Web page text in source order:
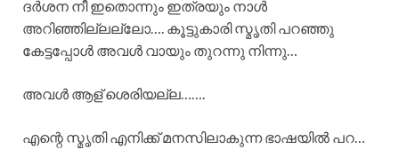
ദർശന നീ ഇതൊന്നും ഇത്രയും നാൾ
അറിഞ്ഞില്ലല്ലോ…. കൂട്ടുകാരി സ്മൃതി പറഞ്ഞു
കേട്ടപ്പോൾ അവൾ വായും തുറന്നു നിന്നു…
അവൾ ആള് ശെരിയല്ല…….
എന്റെ സ്മൃതി എനിക്ക് മനസിലാകുന്ന ഭാഷയിൽ പറ…